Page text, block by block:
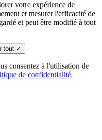
votre expérience de
et mesurer l'efficacité de
et peut être modifié à tout
tout ✓
consentez à l'utilisation de
de confidentialité.